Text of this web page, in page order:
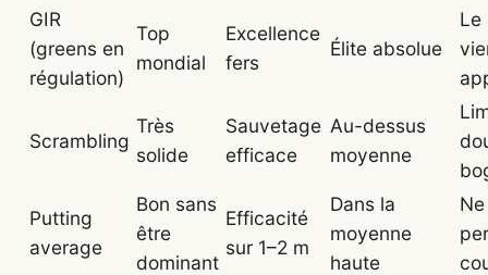
GIR
(greens en
régulation)
Top
mondial
Excellence
fers
Élite absolue
Le
Scrambling
Très
solide
Sauvetage
efficace
Au-dessus
moyenne
Putting
average
Bon sans
être
dominant
Efficacité
sur 1–2 m
Dans la
moyenne
haute